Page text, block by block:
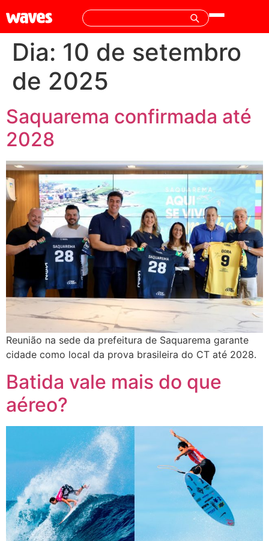
Dia: 10 de setembro
de 2025
Saquarema confirmada até
2028
Reunião na sede da prefeitura de Saquarema garante
cidade como local da prova brasileira do CT até 2028.
Batida vale mais do que
aéreo?